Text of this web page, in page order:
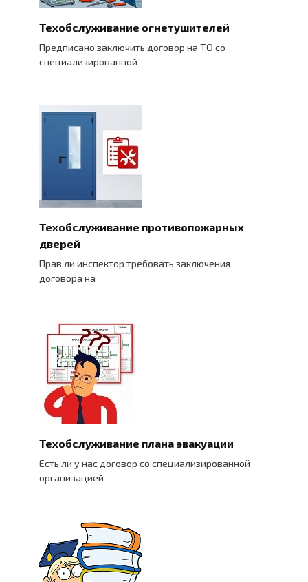
Техобслуживание огнетушителей
Предписано заключить договор на ТО со
специализированной
Техобслуживание противопожарных
дверей
Прав ли инспектор требовать заключения
договора на
Техобслуживание плана эвакуации
Есть ли у нас договор со специализированной
организацией